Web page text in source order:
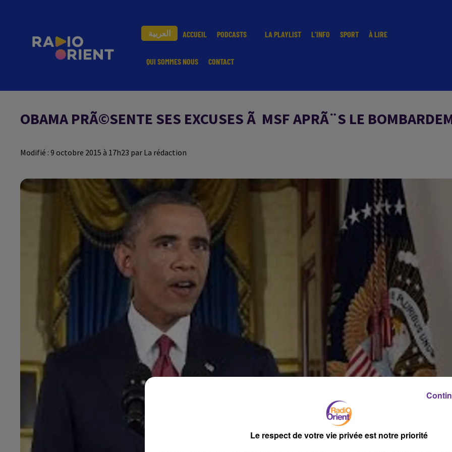
العربية ACCUEIL PODCASTS LA PLAYLIST L'INFO SPORT À LIRE
QUI SOMMES NOUS CONTACT
OBAMA PRÃ©SENTE SES EXCUSES Ã MSF APRÃ¨S LE
Modifié : 9 octobre 2015 à 17h23 par La rédaction
Le respect de votre vie privée est notre priorité